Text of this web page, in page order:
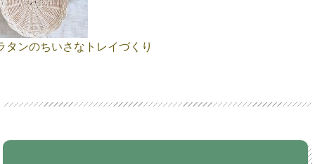
タンのちいさなトレイづくり